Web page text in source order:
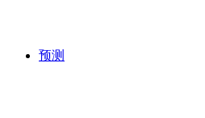
预测